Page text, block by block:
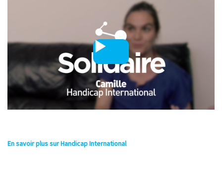
En savoir plus sur Handicap International